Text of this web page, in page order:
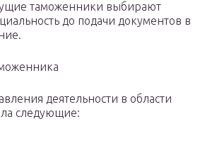
таможенники выбирают
до подачи документов в
деятельности в области
следующие: